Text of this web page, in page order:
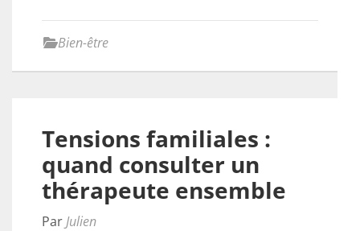
Bien-être
Tensions familiales :
quand consulter un
thérapeute ensemble
ParJulien